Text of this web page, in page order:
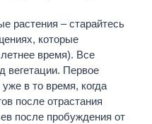
растения – старайтесь
которые
время). Все
вегетации. Первое
в то время, когда
после отрастания
после пробуждения от